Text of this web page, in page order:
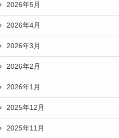
2026年5月
2026年4月
2026年3月
2026年2月
2026年1月
2025年12月
2025年11月